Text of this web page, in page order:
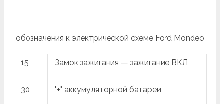
обозначения к электрической схеме Ford Mondeo
15 Замок зажигания — зажигание ВКЛ
30 "+" аккумуляторной батареи